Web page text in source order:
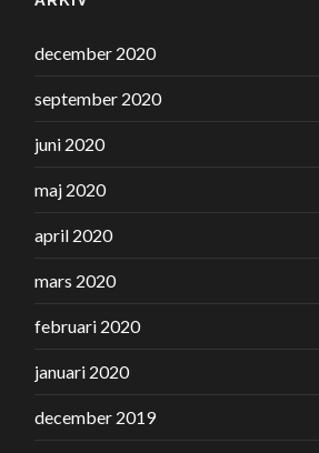
december 2020
september 2020
juni 2020
maj 2020
april 2020
mars 2020
februari 2020
januari 2020
december 2019